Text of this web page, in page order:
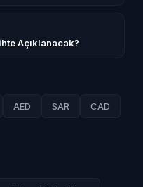
Açıklanacak?
AED SAR CAD